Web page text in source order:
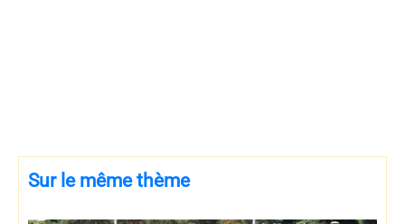
Sur le même thème